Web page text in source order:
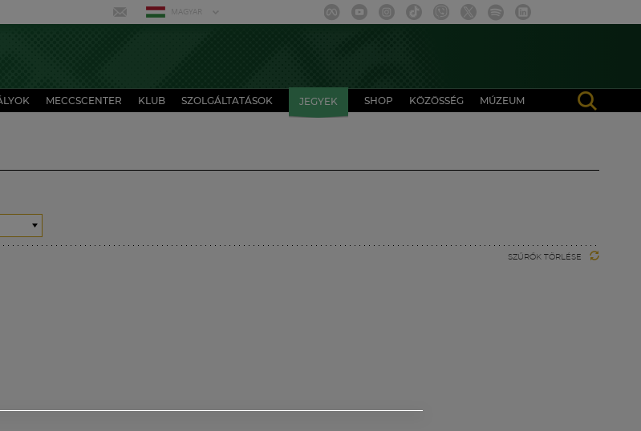
MAGYAR
MECCSCENTER KLUB SZOLGÁLTATÁSOK JEGYEK SHOP KÖZÖSSÉG MÚZEUM
SZŰRŐK TÖRLÉSE